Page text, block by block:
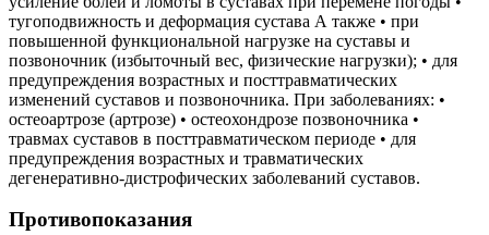
тугоподвижность и деформация сустава А также • при
повышенной функциональной нагрузке на суставы и
позвоночник (избыточный вес, физические нагрузки); • для
предупреждения возрастных и посттравматических
изменений суставов и позвоночника. При заболеваниях: •
остеоартрозе (артрозе) • остеохондрозе позвоночника •
травмах суставов в посттравматическом периоде • для
предупреждения возрастных и травматических
дегенеративно-дистрофических заболеваний суставов.
Противопоказания